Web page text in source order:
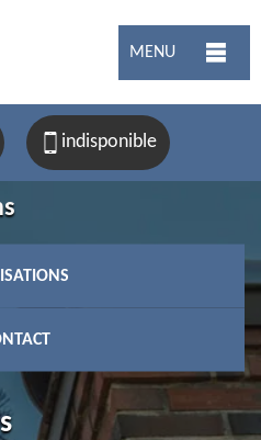
MENU
indisponible